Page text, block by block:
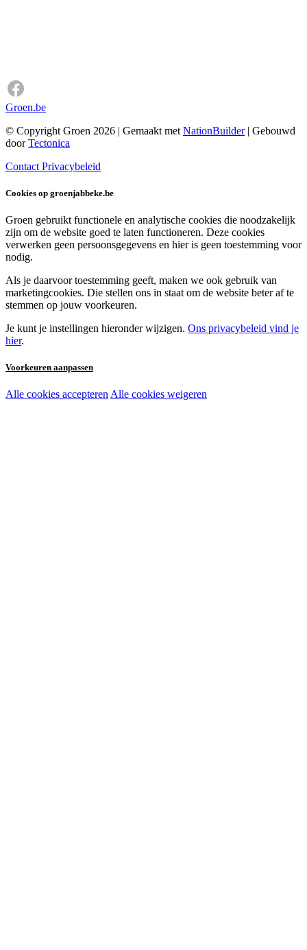
Groen.be
© Copyright Groen 2026 | Gemaakt met NationBuilder| Gebouwd
doorTectonica
Contact Privacybeleid
Cookies op groenjabbeke.be
Groen gebruikt functionele en analytische cookies die noodzakelijk
zijn om de website goed te laten functioneren. Deze cookies
verwerken geen persoonsgegevens en hier is geen toestemming voor
nodig.
Als je daarvoor toestemming geeft, maken we ook gebruik van
marketingcookies. Die stellen ons in staat om de website beter af te
stemmen op jouw voorkeuren.
Je kunt je instellingen hieronder wijzigen. Ons privacybeleid vind je
hier.
Voorkeuren aanpassen
Noodzakelijke cookies:
Alle cookies accepteren Alle cookies weigeren